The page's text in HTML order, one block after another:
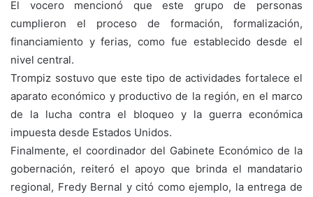
El vocero mencionó que este grupo de personas
cumplieron el proceso de formación, formalización,
financiamiento y ferias, como fue establecido desde el
nivel central.
Trompiz sostuvo que este tipo de actividades fortalece el
aparato económico y productivo de la región, en el marco
de la lucha contra el bloqueo y la guerra económica
impuesta desde Estados Unidos.
Finalmente, el coordinador del Gabinete Económico de la
gobernación, reiteró el apoyo que brinda el mandatario
regional, Fredy Bernal y citó como ejemplo, la entrega de